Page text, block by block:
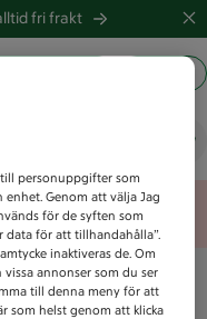
fri frakt
personuppgifter som
Genom att välja Jag
för de syften som
data för att tillhandahålla”.
inaktiveras de. Om
annonser som du ser
till denna meny för att
som helst genom att klicka